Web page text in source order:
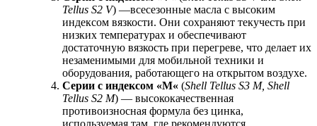
Tellus S2 V) —всесезонные масла с высоким
индексом вязкости. Они сохраняют текучесть при
низких температурах и обеспечивают
достаточную вязкость при перегреве, что делает их
незаменимыми для мобильной техники и
оборудования, работающего на открытом воздухе.
Серии с индексом «M« (Shell Tellus S3 M, Shell
Tellus S2 M) — высококачественная
противоизносная формула без цинка,